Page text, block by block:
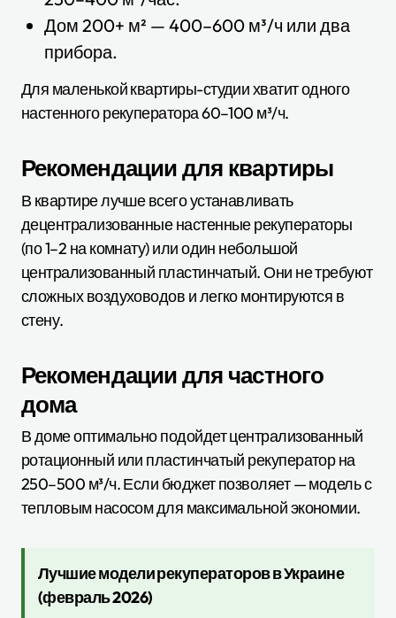
Дом 200+ м² — 400–600 м³/ч или два
прибора.
Для маленькой квартиры-студии хватит одного
настенного рекуператора 60–100 м³/ч.
Рекомендации для квартиры
В квартире лучше всего устанавливать
децентрализованные настенные рекуператоры
(по 1–2 на комнату) или один небольшой
централизованный пластинчатый. Они не требуют
сложных воздуховодов и легко монтируются в
стену.
Рекомендации для частного
дома
В доме оптимально подойдет централизованный
ротационный или пластинчатый рекуператор на
250–500 м³/ч. Если бюджет позволяет — модель с
тепловым насосом для максимальной экономии.
Лучшие модели рекуператоров в Украине
(февраль 2026)